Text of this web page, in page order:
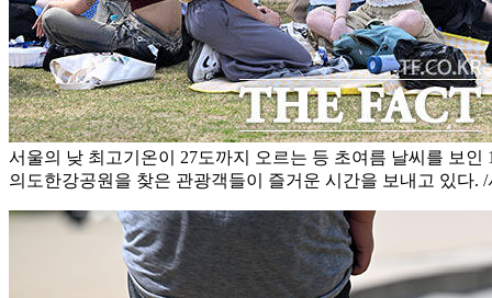
서울의 낮 최고기온이 27도까지 오르는 등 초여름 날씨를 보인
의도한강공원을 찾은 관광객들이 즐거운 시간을 보내고 있다.